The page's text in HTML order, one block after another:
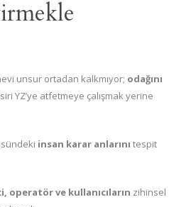
unsur ortadan kalkmıyor; odağını
YZ’ye atfetmeye çalışmak yerine
insan karar anlarını tespit
operatör ve kullanıcıların zihinsel